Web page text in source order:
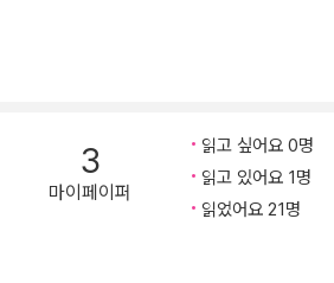
3
마이페이퍼
읽고 싶어요 0명
읽고 있어요 1명
읽었어요 21명